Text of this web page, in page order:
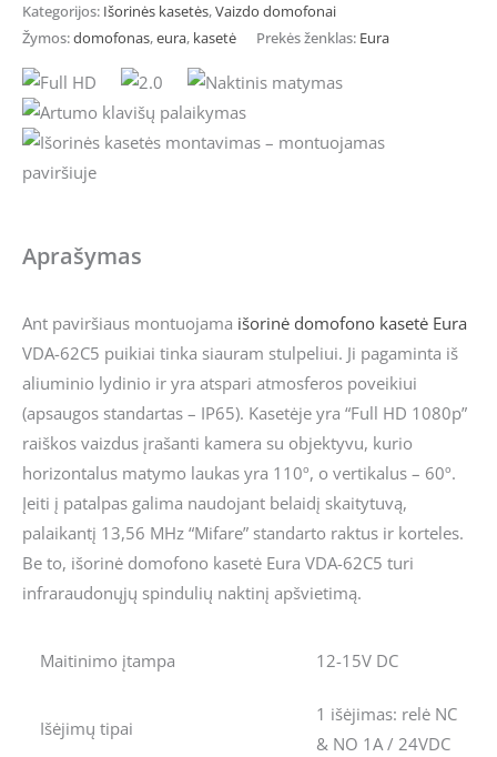
Kategorijos: Išorinės kasetės,Vaizdo domofonai
Žymos:domofonas,eura, kasetė Prekės ženklas: Eura
Aprašymas
Ant paviršiaus montuojama išorinė domofono kasetė Eura
VDA-62C5 puikiai tinka siauram stulpeliui. Ji pagaminta iš
aliuminio lydinio ir yra atspari atmosferos poveikiui
(apsaugos standartas – IP65). Kasetėje yra “Full HD 1080p”
raiškos vaizdus įrašanti kamera su objektyvu, kurio
horizontalus matymo laukas yra 110º, o vertikalus – 60º.
Įeiti į patalpas galima naudojant belaidį skaitytuvą,
palaikantį 13,56 MHz “Mifare” standarto raktus ir korteles.
Be to, išorinė domofono kasetė Eura VDA-62C5 turi
infraraudonųjų spindulių naktinį apšvietimą.
Maitinimo įtampa 12-15V DC
Išėjimų tipai
1 išėjimas: relė NC
& NO 1A / 24VDC